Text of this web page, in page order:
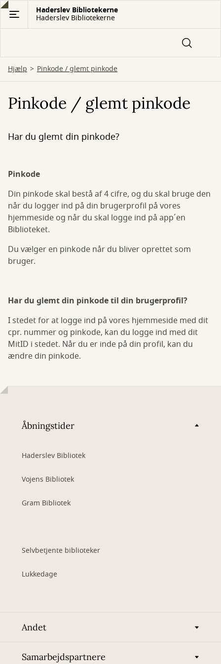
Gå
hovedindhold
Haderslev Bibliotekerne
Haderslev Bibliotekerne
Hjælp Pinkode / glemt pinkode
Pinkode / glemt pinkode
Har du glemt din pinkode?
Pinkode
Din pinkode skal bestå af 4 cifre, og du skal bruge den
når du logger ind på din brugerprofil på vores
hjemmeside og når du skal logge ind på app´en
Biblioteket.
Du vælger en pinkode når du bliver oprettet som
bruger.
Har du glemt din pinkode til din brugerprofil?
I stedet for at logge ind på vores hjemmeside med dit
cpr. nummer og pinkode, kan du logge ind med dit
MitID i stedet. Når du er inde på din profil, kan du
ændre din pinkode.
Åbningstider
Haderslev Bibliotek
Vojens Bibliotek
Gram Bibliotek
Selvbetjente biblioteker
Lukkedage
Andet
Samarbejdspartnere